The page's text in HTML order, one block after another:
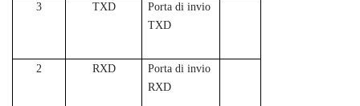
3 TXD
Porta di invio
TXD
2 RXD
Porta di invio
RXD